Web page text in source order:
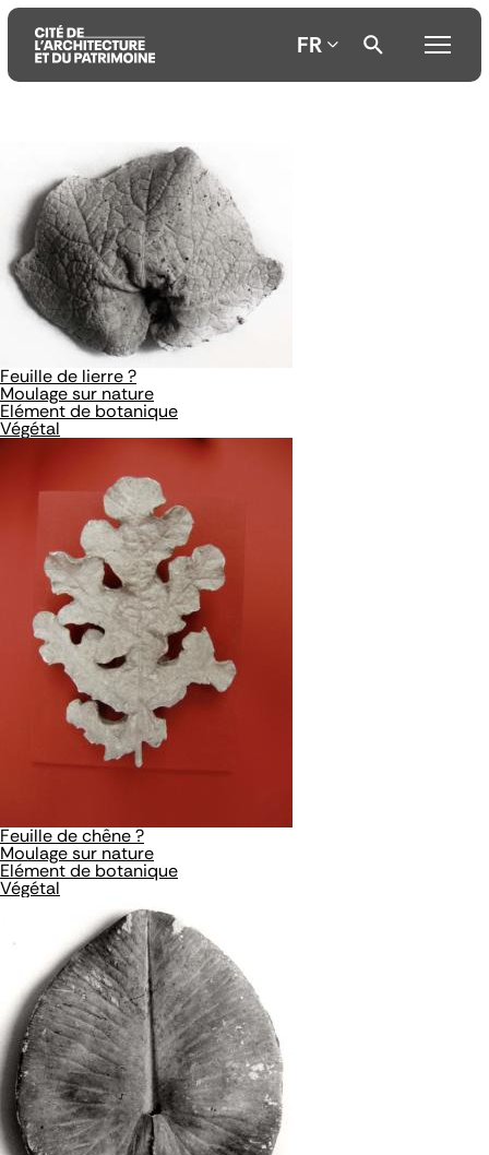
contenu
principal
menu
principal
recherche
FR
Feuille de lierre ?
Moulage sur nature
Elément de botanique
Végétal
Feuille de chêne ?
Moulage sur nature
Elément de botanique
Végétal